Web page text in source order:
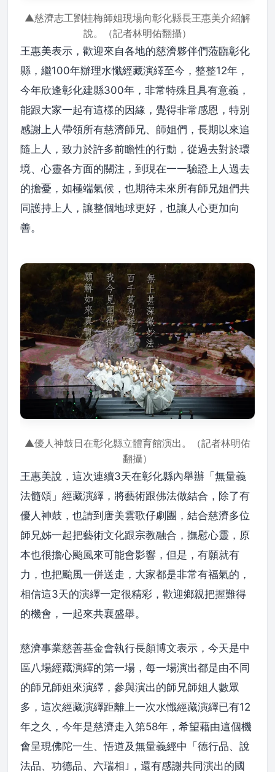
▲慈濟志工劉桂梅師姐現場向彰化縣長王惠美介紹解
說。（記者林明佑翻攝）
王惠美表示，歡迎來自各地的慈濟夥伴們蒞臨彰化
縣，繼100年辦理水懺經藏演繹至今，整整12年，
今年欣逢彰化建縣300年，非常特殊且具有意義，
能跟大家一起有這樣的因緣，覺得非常感恩，特別
感謝上人帶領所有慈濟師兄、師姐們，長期以來追
隨上人，致力於許多前瞻性的行動，從過去對於環
境、心靈各方面的關注，到現在一一驗證上人過去
的擔憂，如極端氣候，也期待未來所有師兄姐們共
同護持上人，讓整個地球更好，也讓人心更加向
善。
▲優人神鼓日在彰化縣立體育館演出。（記者林明佑
翻攝）
王惠美說，這次連續3天在彰化縣內舉辦「無量義
法髓頌」經藏演繹，將藝術跟佛法做結合，除了有
優人神鼓，也請到唐美雲歌仔劇團，結合慈濟多位
師兄姊一起把藝術文化跟宗教融合，撫慰心靈，原
本也很擔心颱風來可能會影響，但是，有願就有
力，也把颱風一併送走，大家都是非常有福氣的，
相信這3天的演繹一定很精彩，歡迎鄉親把握難得
的機會，一起來共襄盛舉。
慈濟事業慈善基金會執行長顏博文表示，今天是中
區八場經藏演繹的第一場，每一場演出都是由不同
的師兄師姐來演繹，參與演出的師兄師姐人數眾
多，這次經藏演繹距離上一次水懺經藏演繹已有12
年之久，今年是慈濟走入第58年，希望藉由這個機
會呈現佛陀一生、悟道及無量義經中「德行品、說
法品、功德品、六瑞相｣，還有感謝共同演出的國